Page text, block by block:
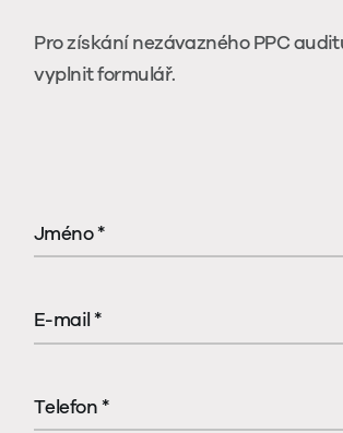
Pro získání nezávazného PPC
vyplnit formulář.
Jméno *
E-mail *
Telefon *